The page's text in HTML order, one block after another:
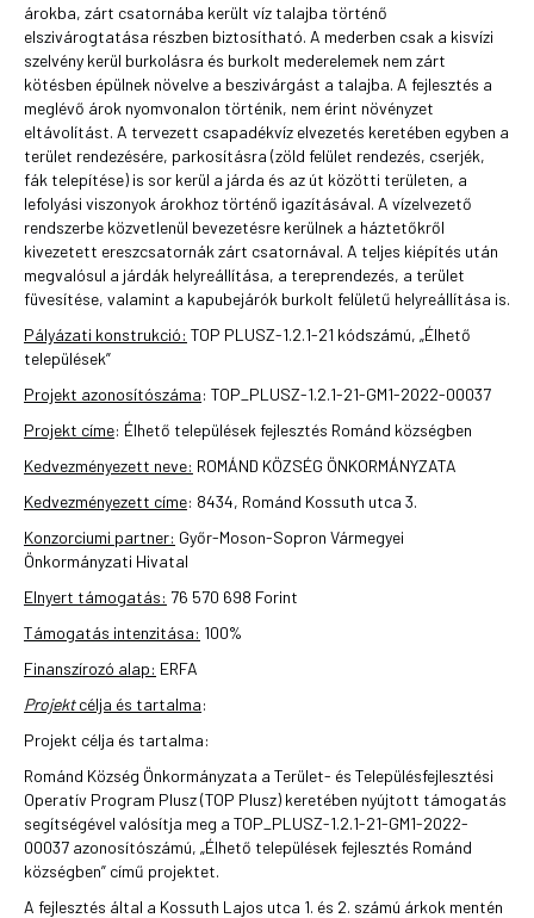
árokba, zárt csatornába került víz talajba történő
elszivárogtatása részben biztosítható. A mederben csak a kisvízi
szelvény kerül burkolásra és burkolt mederelemek nem zárt
kötésben épülnek növelve a beszivárgást a talajba. A fejlesztés a
meglévő árok nyomvonalon történik, nem érint növényzet
eltávolítást. A tervezett csapadékvíz elvezetés keretében egyben a
terület rendezésére, parkosításra (zöld felület rendezés, cserjék,
fák telepítése) is sor kerül a járda és az út közötti területen, a
lefolyási viszonyok árokhoz történő igazításával. A vízelvezető
rendszerbe közvetlenül bevezetésre kerülnek a háztetőkről
kivezetett ereszcsatornák zárt csatornával. A teljes kiépítés után
megvalósul a járdák helyreállítása, a tereprendezés, a terület
füvesítése, valamint a kapubejárók burkolt felületű helyreállítása is.
Pályázati konstrukció: TOP PLUSZ-1.2.1-21 kódszámú, „Élhető
települések”
Projekt azonosítószáma: TOP_PLUSZ-1.2.1-21-GM1-2022-00037
Projekt címe: Élhető települések fejlesztés Románd községben
Kedvezményezett neve: ROMÁND KÖZSÉG ÖNKORMÁNYZATA
Kedvezményezett címe: 8434, Románd Kossuth utca 3.
Konzorciumi partner: Győr-Moson-Sopron Vármegyei
Önkormányzati Hivatal
Elnyert támogatás: 76 570 698 Forint
Támogatás intenzitása: 100%
Finanszírozó alap: ERFA
Projektcélja és tartalma:
Projekt célja és tartalma:
Románd Község Önkormányzata a Terület- és Településfejlesztési
Operatív Program Plusz (TOP Plusz) keretében nyújtott támogatás
segítségével valósítja meg a TOP_PLUSZ-1.2.1-21-GM1-2022-
00037 azonosítószámú, „Élhető települések fejlesztés Románd
községben” című projektet.
A fejlesztés által a Kossuth Lajos utca 1. és 2. számú árkok mentén